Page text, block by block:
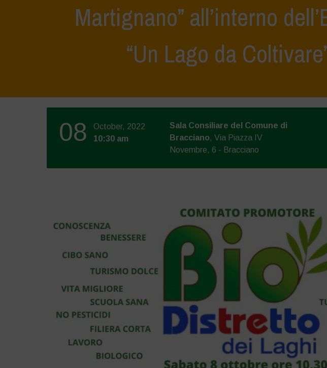
Martignano” all’interno
“Un Lago da
08
October, 2022
10:30 am
Sala Consiliare del Comune di
Bracciano, Via Piazza IV
Novembre, 6 - Bracciano